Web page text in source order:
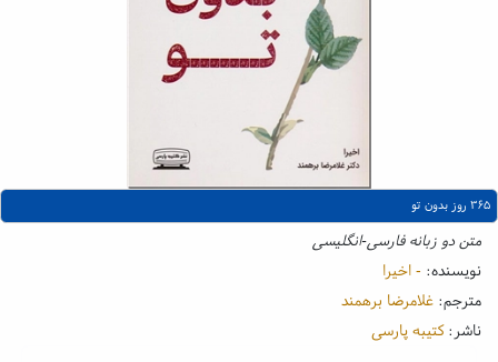
۳۶۵ روز بدون تو
متن دو زبانه فارسی-انگلیسی
نویسنده: - اخیرا
مترجم: غلامرضا برهمند
ناشر:کتیبه پارسی